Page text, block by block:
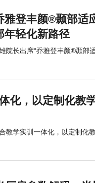
雅登丰颜®颞部适
年轻化新路径
院长出席“乔雅登丰颜®颞部
化，以定制化教
教学实训一体化，以定制化